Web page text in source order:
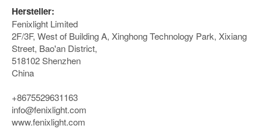
Hersteller:
Fenixlight Limited
2F/3F, West of Building A, Xinghong Technology Park, Xixiang
Street, Bao'an District,
518102 Shenzhen
China
+8675529631163
info@fenixlight.com
www.fenixlight.com